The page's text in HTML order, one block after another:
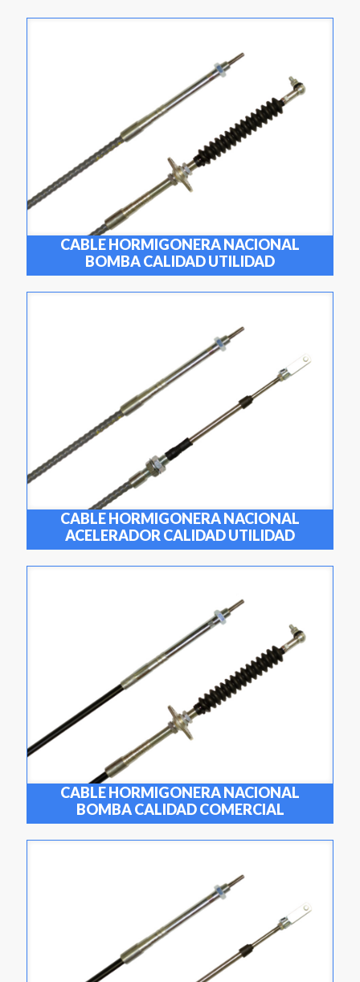
CABLE HORMIGONERA NACIONAL
BOMBA CALIDAD UTILIDAD
CABLE HORMIGONERA NACIONAL
ACELERADOR CALIDAD UTILIDAD
CABLE HORMIGONERA NACIONAL
BOMBA CALIDAD COMERCIAL